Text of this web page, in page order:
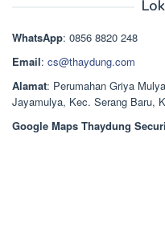
WhatsApp: 0856 8820 248
Email: cs@thaydung.com
Alamat: Perumahan Griya
Jayamulya, Kec. Serang Baru,
Google Maps Thaydung